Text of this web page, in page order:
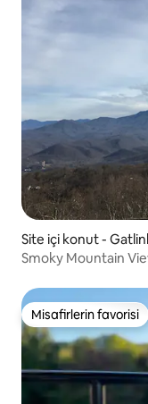
Site içi konut -
Smoky Mountain
Misafirlerin favorisi
Misafirlerin favorisi